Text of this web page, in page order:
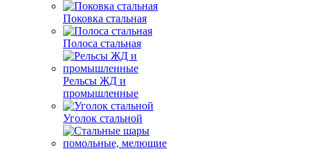
Поковка стальная
Полоса стальная
Рельсы ЖД и
промышленные
Уголок стальной